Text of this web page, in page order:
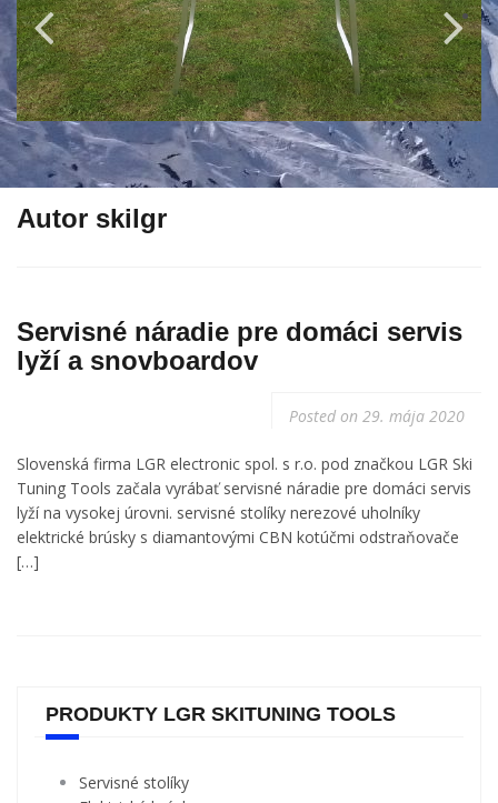
Autor skilgr
Servisné náradie pre domáci servis
lyží a snovboardov
Posted on 29. mája 2020
Slovenská firma LGR electronic spol. s r.o. pod značkou LGR Ski
Tuning Tools začala vyrábať servisné náradie pre domáci servis
lyží na vysokej úrovni. servisné stolíky nerezové uholníky
elektrické brúsky s diamantovými CBN kotúčmi odstraňovače
[…]
PRODUKTY LGR SKITUNING TOOLS
Servisné stolíky